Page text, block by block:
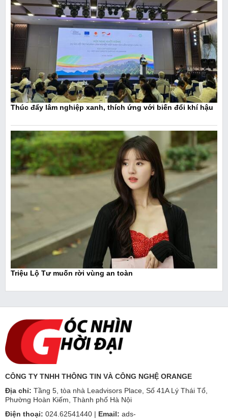
Thúc đẩy lâm nghiệp xanh, thích ứng với biến đổi khí hậu
Triệu Lộ Tư muốn rời vùng an toàn
CÔNG TY TNHH THÔNG TIN VÀ CÔNG NGHỆ ORANGE
Địa chỉ: Tầng 5, tòa nhà Leadvisors Place, Số 41A Lý Thái Tổ,
Phường Hoàn Kiếm, Thành phố Hà Nội
Điện thoại: 024.62541440 | Email: ads-